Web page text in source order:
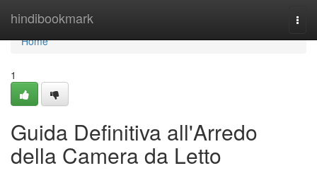
hindibookmark
Home
Home
1
Guida Definitiva all'Arredo
della Camera da Letto